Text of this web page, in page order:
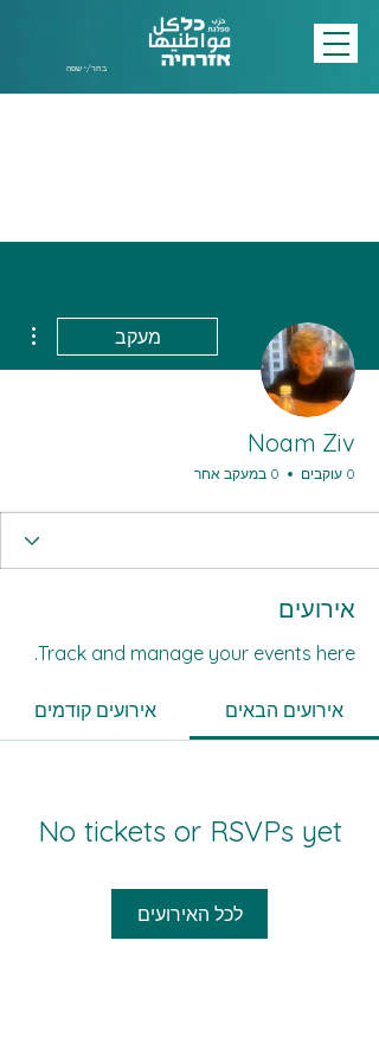
בחר/י שפה
מעקב
Noam Ziv
0 עוקבים 0 במעקב אחר
אירועים
Track and manage your events here.
אירועים הבאים אירועים קודמים
No tickets or RSVPs yet
לכל האירועים